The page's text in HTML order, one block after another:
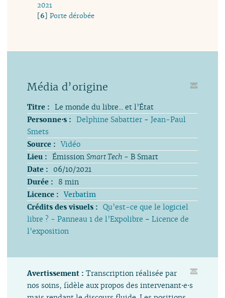
2021
[6]Porte dérobée
Média d’origine
Titre : Le monde du libre... et l’État
Personne⋅s : Delphine Sabattier - Jean-Paul
Smets
Source : Vidéo
Lieu : ÉmissionSmart Tech - B Smart
Date :
06/10/2021
Durée :
8 min
Licence : Verbatim
Crédits des visuels : Qu’est-ce que le logiciel
libre ? - Panneau 1 de l’Expolibre -Licence de
l’exposition
Avertissement :Transcription réalisée par
nos soins, fidèle aux propos des intervenant⋅e⋅s